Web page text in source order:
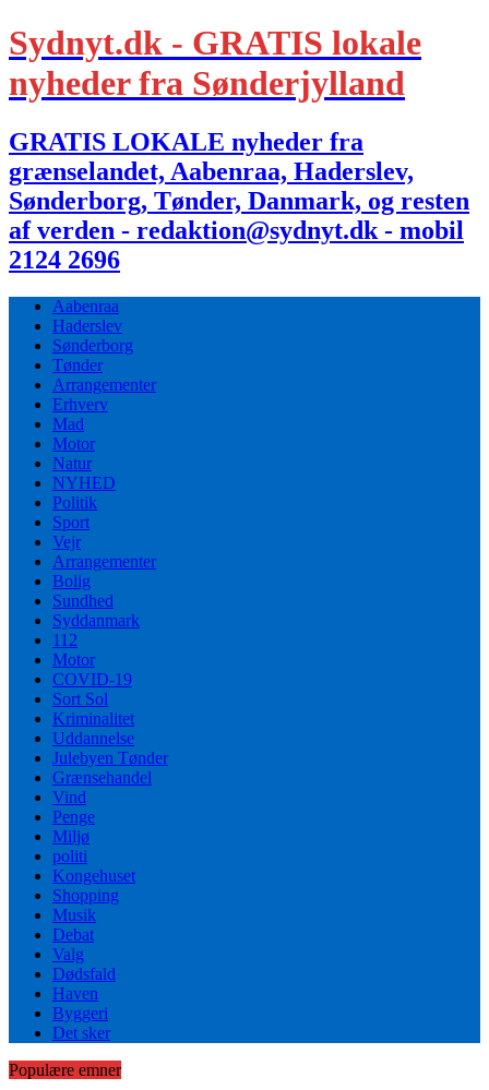
Sydnyt.dk - GRATIS lokale
nyheder fra Sønderjylland
GRATIS LOKALE nyheder fra
grænselandet, Aabenraa, Haderslev,
Sønderborg, Tønder, Danmark, og resten
af verden - redaktion@sydnyt.dk - mobil
2124 2696
Aabenraa
Haderslev
Sønderborg
Tønder
Arrangementer
Erhverv
Mad
Motor
Natur
NYHED
Politik
Sport
Vejr
Arrangementer
Bolig
Sundhed
Syddanmark
112
Motor
COVID-19
Sort Sol
Kriminalitet
Uddannelse
Julebyen Tønder
Grænsehandel
Vind
Penge
Miljø
politi
Kongehuset
Shopping
Musik
Debat
Valg
Dødsfald
Haven
Byggeri
Det sker
Populære emner